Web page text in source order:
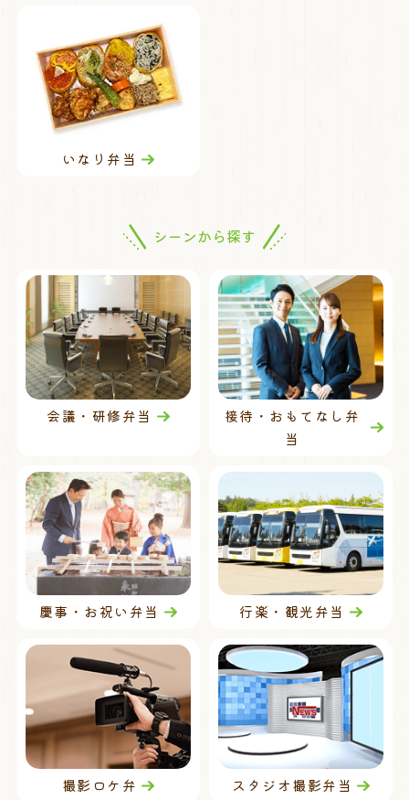
いなり弁当
シーンから探す
会議・研修弁当
接待・おもてなし弁
当
慶事・お祝い弁当 行楽・観光弁当
撮影ロケ弁 スタジオ撮影弁当